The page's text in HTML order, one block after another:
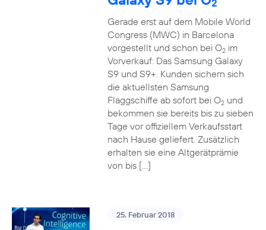
2
Gerade erst auf dem Mobile World
Congress (MWC) in Barcelona
vorgestellt und schon bei O2im
Vorverkauf: Das Samsung Galaxy
S9 und S9+. Kunden sichern sich
die aktuellsten Samsung
Flaggschiffe ab sofort bei O2und
bekommen sie bereits bis zu sieben
Tage vor offiziellem Verkaufsstart
nach Hause geliefert. Zusätzlich
erhalten sie eine Altgerätprämie
von bis […]
25. Februar 2018